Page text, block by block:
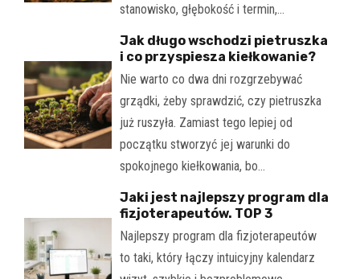
stanowisko, głębokość i termin,…
Jak długo wschodzi pietruszka
i co przyspiesza kiełkowanie?
Nie warto co dwa dni rozgrzebywać
grządki, żeby sprawdzić, czy pietruszka
już ruszyła. Zamiast tego lepiej od
początku stworzyć jej warunki do
spokojnego kiełkowania, bo…
Jaki jest najlepszy program dla
fizjoterapeutów. TOP 3
Najlepszy program dla fizjoterapeutów
to taki, który łączy intuicyjny kalendarz